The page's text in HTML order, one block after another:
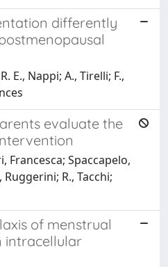
differently
E., Nappi; A., Tirelli; F.,
evaluate the
Francesca; Spaccapelo,
R., Tacchi;
of menstrual
intracellular